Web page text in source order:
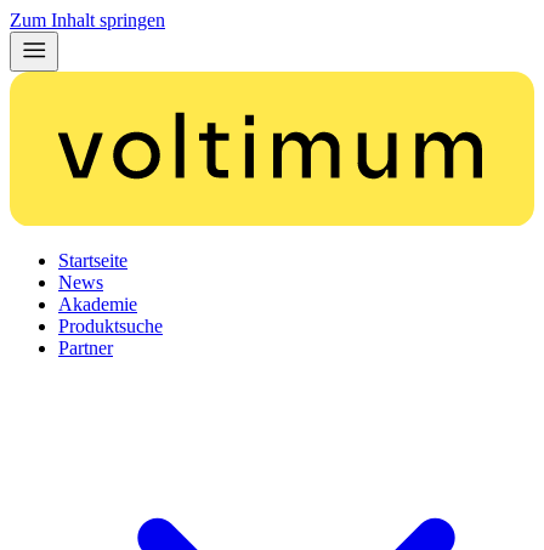
Zum Inhalt springen
Startseite
News
Akademie
Produktsuche
Partner